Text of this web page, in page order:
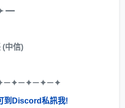
(中信)
✦－✦－✦－✦
到Discord私訊我!